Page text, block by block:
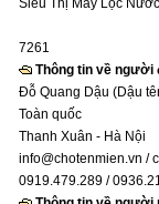
Siêu Thị Máy Lọc Nước
7261
Thông tin về người
Đỗ Quang Dậu (Dậu
Toàn quốc
Thanh Xuân - Hà Nội
info@chotenmien.vn /
0919.479.289 /